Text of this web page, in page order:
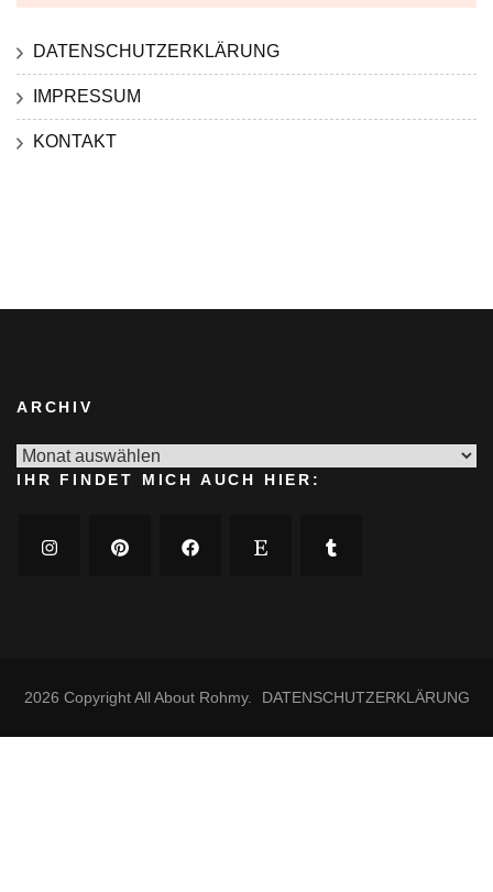
DATENSCHUTZERKLÄRUNG
IMPRESSUM
KONTAKT
ARCHIV
Archiv
IHR FINDET MICH AUCH HIER:
2026 CopyrightAll About Rohmy. DATENSCHUTZERKLÄRUNG